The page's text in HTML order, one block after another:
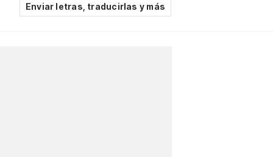
Enviar letras, traducirlas y más